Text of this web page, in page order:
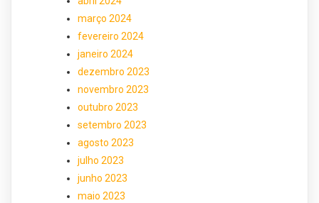
março 2024
fevereiro 2024
janeiro 2024
dezembro 2023
novembro 2023
outubro 2023
setembro 2023
agosto 2023
julho 2023
junho 2023
maio 2023